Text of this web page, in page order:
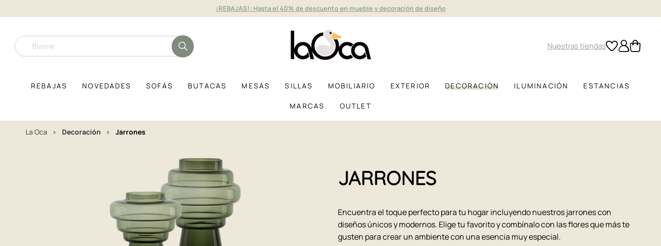
¡REBAJAS!: Hasta el 40% de descuento en mueble y decoración de diseño
Nuestras tiendas
REBAJAS NOVEDADES SOFÁS BUTACAS MESAS SILLAS MOBILIARIO EXTERIOR DECORACIÓN ILUMINACIÓN ESTANCIAS
MARCAS OUTLET
La Oca decoración jarrones
JARRONES
Encuentra el toque perfecto para tu hogar incluyendo nuestros jarrones con
diseños únicos y modernos. Elige tu favorito y combínalo con las flores que más te
gusten para crear un ambiente con una esencia muy especial.